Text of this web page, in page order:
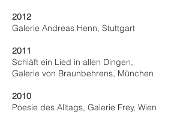
2012
Galerie Andreas Henn, Stuttgart
2011
Schläft ein Lied in allen Dingen,
Galerie von Braunbehrens, München
2010
Poesie des Alltags, Galerie Frey, Wien